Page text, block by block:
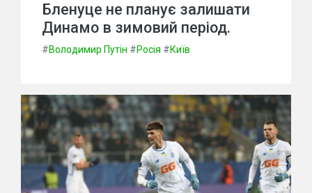
Бленуце не планує залишати
Динамо в зимовий період.
#Володимир Путін #Росія #Київ